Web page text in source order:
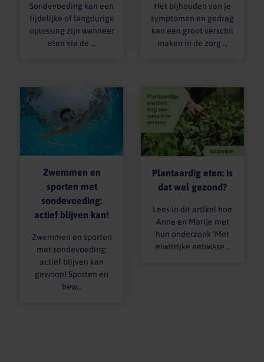
Sondevoeding kan een
tijdelijke of langdurige
oplossing zijn wanneer
eten via de ...
Het bijhouden van je
symptomen en gedrag
kan een groot verschil
maken in de zorg....
Zwemmen en
sporten met
sondevoeding:
actief blijven kan!
Zwemmen en sporten
met sondevoeding:
actief blijven kan
gewoon! Sporten en
bew...
Plantaardig eten: is
dat wel gezond?
Lees in dit artikel hoe
Anne en Marije met
hun onderzoek 'Met
eiwitrijke eetwisse...